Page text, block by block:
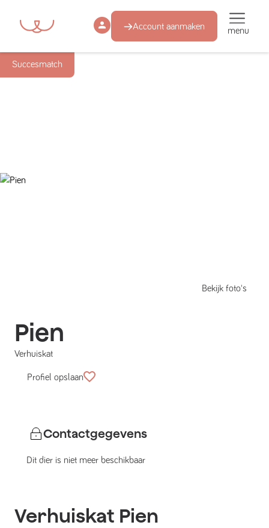
Account aanmaken menu
Succesmatch
Bekijk foto's
Pien
Verhuiskat
Profiel opslaan
Contactgegevens
Dit dier is niet meer beschikbaar
Verhuiskat Pien